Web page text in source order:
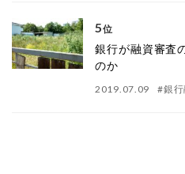
5位
銀行が融資審査
のか
2019.07.09 #銀